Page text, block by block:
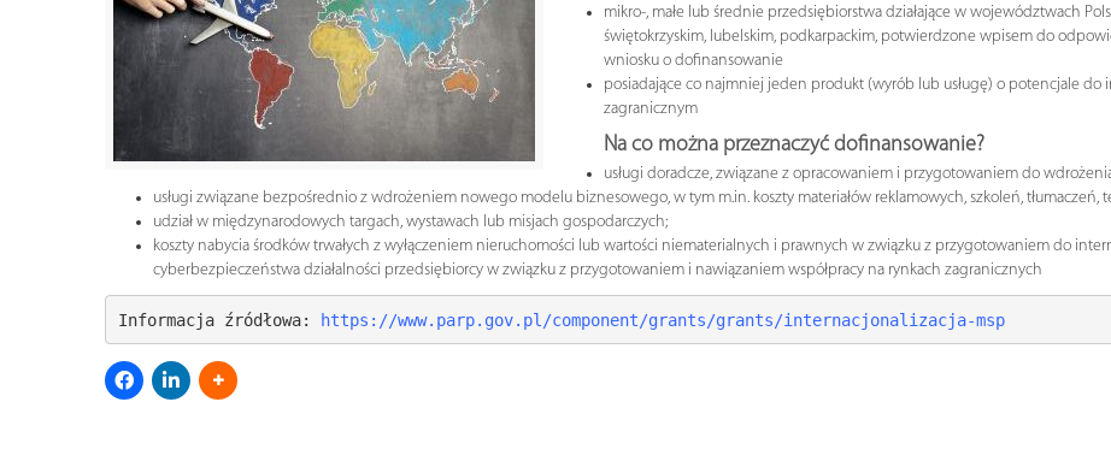
mikro-, małe lub średnie przedsiębiorstwa działające w województwach
świętokrzyskim, lubelskim, podkarpackim, potwierdzone wpisem do
wniosku o dofinansowanie
posiadające co najmniej jeden produkt (wyrób lub usługę) o potencjale
zagranicznym
Na co można przeznaczyć dofinansowanie?
usługi doradcze, związane z opracowaniem i przygotowaniem do
usługi związane bezpośrednio z wdrożeniem nowego modelu biznesowego, w tym m.in. koszty materiałów reklamowych, szkoleń, tłumaczeń,
udział w międzynarodowych targach, wystawach lub misjach gospodarczych;
koszty nabycia środków trwałych z wyłączeniem nieruchomości lub wartości niematerialnych i prawnych w związku z przygotowaniem do
cyberbezpieczeństwa działalności przedsiębiorcy w związku z przygotowaniem i nawiązaniem współpracy na rynkach zagranicznych
Informacja źródłowa: https://www.parp.gov.pl/component/grants/grants/internacjonalizacja-msp